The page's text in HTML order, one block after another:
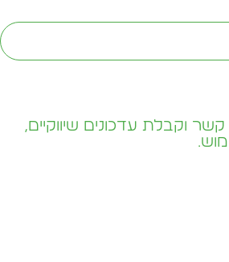
וקבלת עדכונים שיווקיים,